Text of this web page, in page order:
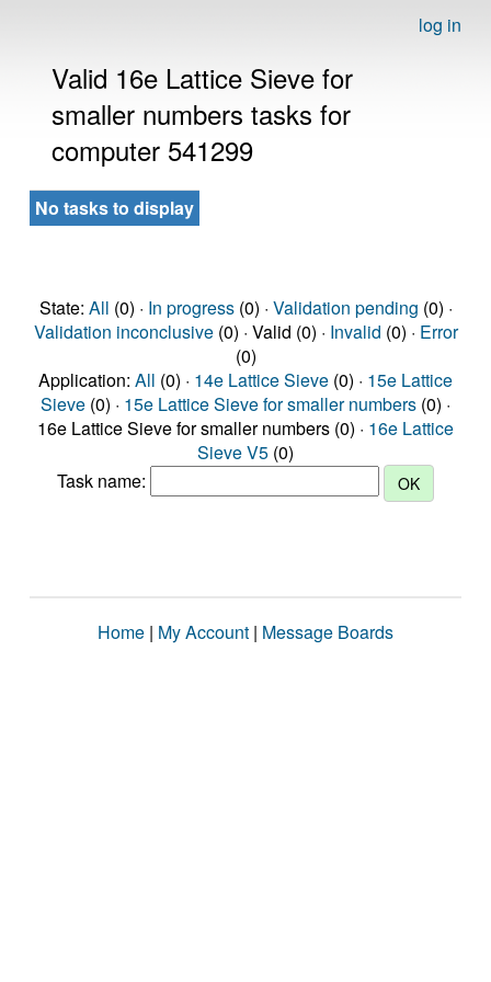
log in
Valid 16e Lattice Sieve for
smaller numbers tasks for
computer 541299
No tasks to display
State: All (0) · In progress(0) · Validation pending (0) ·
Validation inconclusive(0) · Valid (0) · Invalid (0) · Error
(0)
Application: All (0) · 14e Lattice Sieve (0) · 15e Lattice
Sieve (0) · 15e Lattice Sieve for smaller numbers (0) ·
16e Lattice Sieve for smaller numbers (0) · 16e Lattice
Sieve V5 (0)
Task name:
Home | My Account | Message Boards